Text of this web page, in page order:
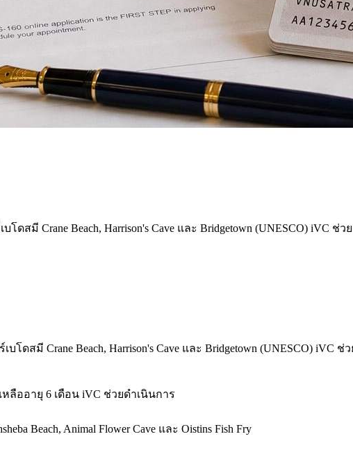
ดสมี Crane Beach, Harrison's Cave และ Bridgetown (UNESCO) iVC ช่
ดสมี Crane Beach, Harrison's Cave และ Bridgetown (UNESCO) iVC
ออายุ 6 เดือน iVC ช่วยดำเนินการ
Beach, Animal Flower Cave และ Oistins Fish Fry